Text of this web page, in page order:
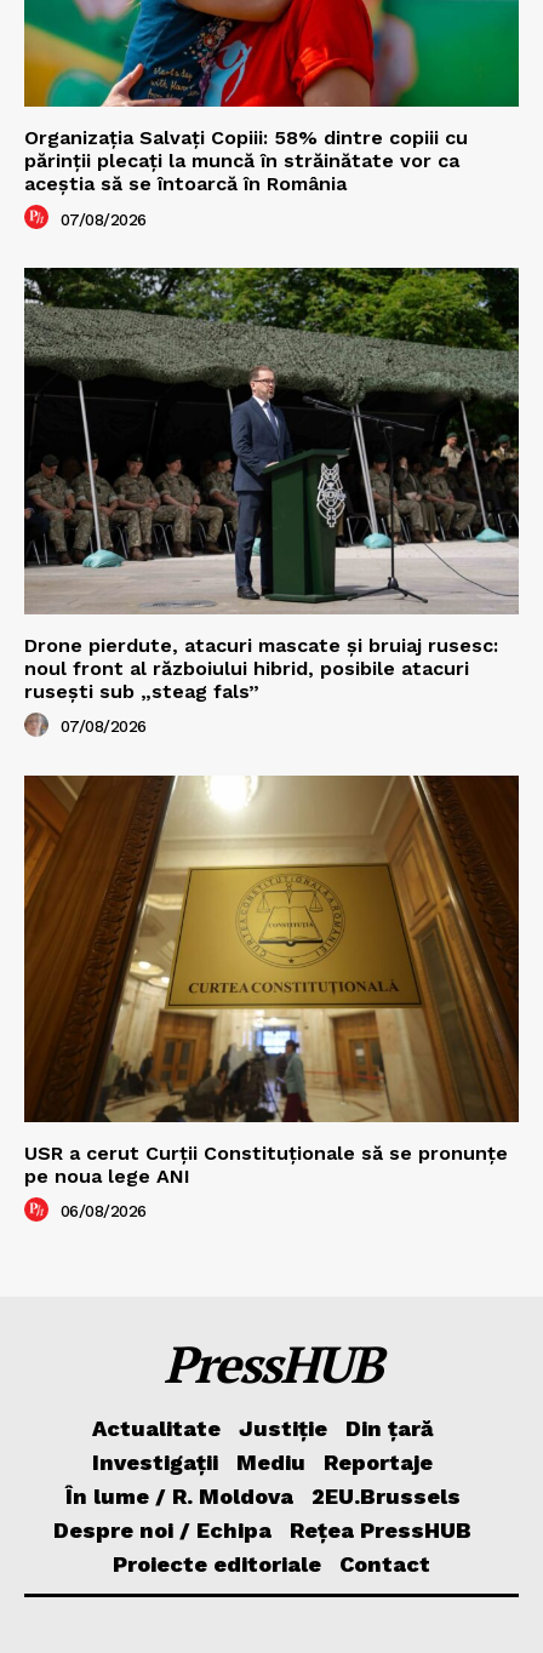
Organizația Salvați Copiii: 58% dintre copiii cu
părinții plecați la muncă în străinătate vor ca
aceștia să se întoarcă în România
07/08/2026
Drone pierdute, atacuri mascate și bruiaj rusesc:
noul front al războiului hibrid, posibile atacuri
rusești sub „steag fals”
07/08/2026
USR a cerut Curții Constituționale să se pronunțe
pe noua lege ANI
06/08/2026
PressHUB
Actualitate Justiție
Din țară
Investigații
Mediu
Reportaje
În lume / R. Moldova
2EU.Brussels
Despre noi / Echipa
Rețea PressHUB
Proiecte editoriale
Contact